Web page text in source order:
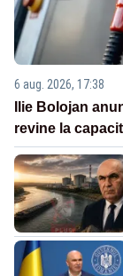
6 aug. 2026, 17:38
Ilie Bolojan
revine la